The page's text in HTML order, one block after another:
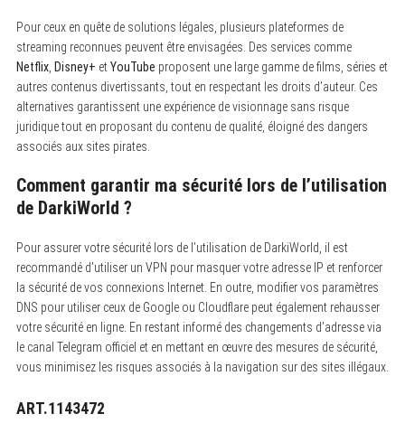
Pour ceux en quête de solutions légales, plusieurs plateformes de
streaming reconnues peuvent être envisagées. Des services comme
Netflix, Disney+ etYouTube proposent une large gamme de films, séries et
autres contenus divertissants, tout en respectant les droits d’auteur. Ces
alternatives garantissent une expérience de visionnage sans risque
juridique tout en proposant du contenu de qualité, éloigné des dangers
associés aux sites pirates.
Comment garantir ma sécurité lors de l’utilisation
de DarkiWorld ?
Pour assurer votre sécurité lors de l’utilisation de DarkiWorld, il est
recommandé d’utiliser un VPN pour masquer votre adresse IP et renforcer
la sécurité de vos connexions Internet. En outre, modifier vos paramètres
DNS pour utiliser ceux de Google ou Cloudflare peut également rehausser
votre sécurité en ligne. En restant informé des changements d’adresse via
le canal Telegram officiel et en mettant en œuvre des mesures de sécurité,
vous minimisez les risques associés à la navigation sur des sites illégaux.
ART.1143472